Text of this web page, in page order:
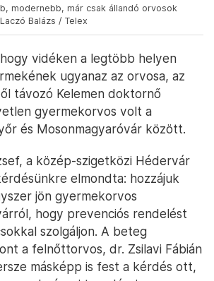
modernebb, már csak állandó orvosok
Balázs / Telex
vidéken a legtöbb helyen
ugyanaz az orvosa, az